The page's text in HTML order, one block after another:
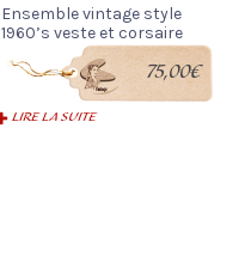
Ensemble vintage style
1960’s veste et corsaire
75,00€
LIRE LA SUITE